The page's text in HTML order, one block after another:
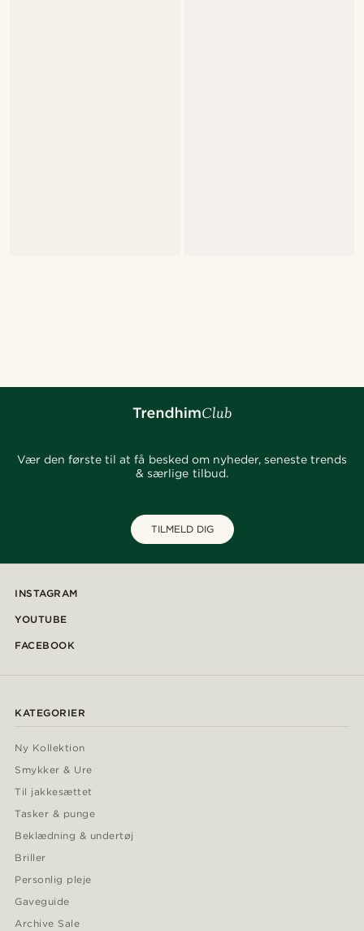
Vær den første til at få besked om nyheder, seneste trends
& særlige tilbud.
TILMELD DIG
INSTAGRAM
YOUTUBE
FACEBOOK
KATEGORIER
Ny Kollektion
Smykker & Ure
Til jakkesættet
Tasker & punge
Beklædning & undertøj
Briller
Personlig pleje
Gaveguide
Archive Sale